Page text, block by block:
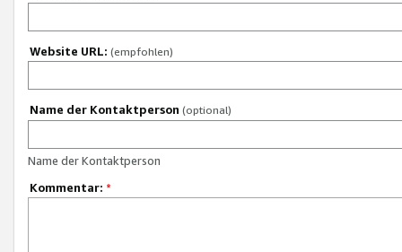
Website URL: (empfohlen)
Name der Kontaktperson (optional)
Name der Kontaktperson
Kommentar: *